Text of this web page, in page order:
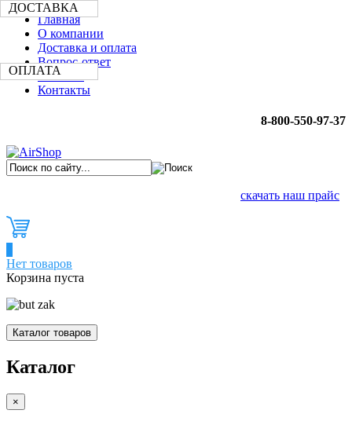
Главная
О компании
Доставка и оплата
Вопрос-ответ
Новости
Контакты
8-800-550-97-37
скачать наш прайс
Нет товаров
Корзина пуста
Каталог товаров
Каталог
×
ДОСТАВКА
ОПЛАТА